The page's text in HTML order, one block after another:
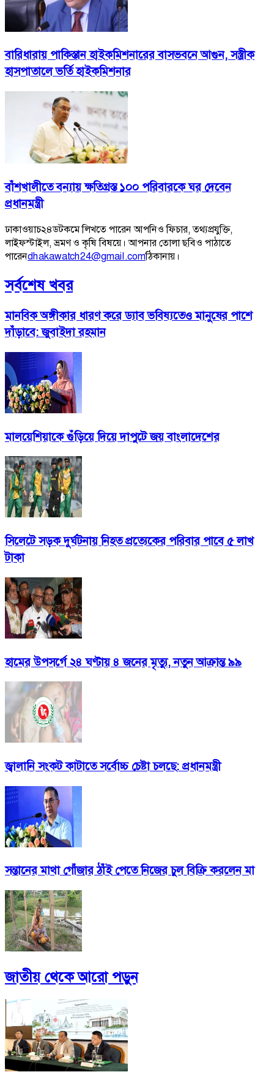
বারিধারায় পাকিস্তান হাইকমিশনারের বাসভবনে আগুন, সস্ত্রীক
হাসপাতালে ভর্তি হাইকমিশনার
বাঁশখালীতে বন্যায় ক্ষতিগ্রস্ত ১০০ পরিবারকে ঘর দেবেন
প্রধানমন্ত্রী
ঢাকাওয়াচ২৪ডটকমে লিখতে পারেন আপনিও ফিচার, তথ্যপ্রযুক্তি,
লাইফস্টাইল, ভ্রমণ ও কৃষি বিষয়ে। আপনার তোলা ছবিও পাঠাতে
পারেনdhakawatch24@gmail.comঠিকানায়।
সর্বশেষ খবর
মানবিক অঙ্গীকার ধারণ করে ড্যাব ভবিষ্যতেও মানুষের পাশে
দাঁড়াবে: জুবাইদা রহমান
মালয়েশিয়াকে গুঁড়িয়ে দিয়ে দাপুটে জয় বাংলাদেশের
সিলেটে সড়ক দুর্ঘটনায় নিহত প্রত্যেকের পরিবার পাবে ৫ লাখ
টাকা
হামের উপসর্গে ২৪ ঘণ্টায় ৪ জনের মৃত্যু, নতুন আক্রান্ত ৯৯
জ্বালানি সংকট কাটাতে সর্বোচ্চ চেষ্টা চলছে: প্রধানমন্ত্রী
সন্তানের মাথা গোঁজার ঠাঁই পেতে নিজের চুল বিক্রি করলেন মা
জাতীয়থেকে আরো পড়ুন